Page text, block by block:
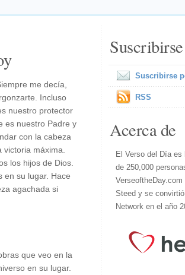
me decía,
Incluso
nuestro protector
es nuestro Padre y
con la cabeza
máxima.
los hijos de Dios.
en su lugar. Hace
agachada si
que veo en la
en su lugar.
Suscribirse
Suscribirse
RSS
Acerca de
El Verso del Día
de 250,000
Steed y se
Network en el año